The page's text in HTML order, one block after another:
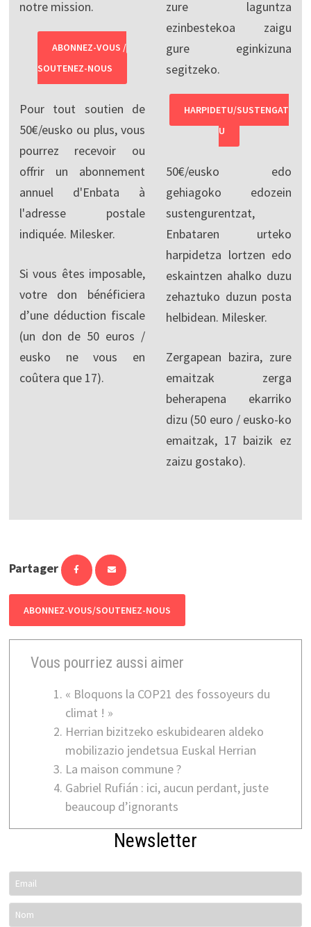
notre mission.
ABONNEZ-VOUS /
SOUTENEZ-NOUS
Pour tout soutien de
50€/eusko ou plus, vous
pourrez recevoir ou
offrir un abonnement
annuel d'Enbata à
l'adresse postale
indiquée. Milesker.
Si vous êtes imposable,
votre don bénéficiera
d’une déduction fiscale
(un don de 50 euros /
eusko ne vous en
coûtera que 17).
zure laguntza
ezinbestekoa zaigu
gure eginkizuna
segitzeko.
HARPIDETU/SUSTENGAT
U
50€/eusko edo
gehiagoko edozein
sustengurentzat,
Enbataren urteko
harpidetza lortzen edo
eskaintzen ahalko duzu
zehaztuko duzun posta
helbidean. Milesker.
Zergapean bazira, zure
emaitzak zerga
beherapena ekarriko
dizu (50 euro / eusko-ko
emaitzak, 17 baizik ez
zaizu gostako).
Partager
ABONNEZ-VOUS/SOUTENEZ-NOUS
Vous pourriez aussi aimer
« Bloquons la COP21 des fossoyeurs du
climat ! »
Herrian bizitzeko eskubidearen aldeko
mobilizazio jendetsua Euskal Herrian
La maison commune ?
Gabriel Rufián : ici, aucun perdant, juste
beaucoup d’ignorants
Newsletter